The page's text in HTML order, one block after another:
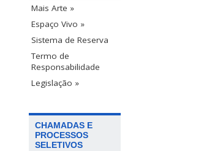
Mais Arte »
Espaço Vivo »
Sistema de Reserva
Termo de
Responsabilidade
Legislação »
CHAMADAS E
PROCESSOS
SELETIVOS